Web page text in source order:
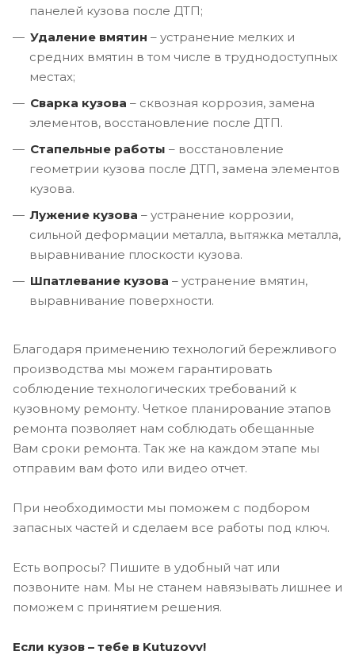
панелей кузова после ДТП;
Удаление вмятин – устранение мелких и
средних вмятин в том числе в труднодоступных
местах;
Сварка кузова – сквозная коррозия, замена
элементов, восстановление после ДТП.
Стапельные работы – восстановление
геометрии кузова после ДТП, замена элементов
кузова.
Лужение кузова – устранение коррозии,
сильной деформации металла, вытяжка металла,
выравнивание плоскости кузова.
Шпатлевание кузова – устранение вмятин,
выравнивание поверхности.
Благодаря применению технологий бережливого
производства мы можем гарантировать
соблюдение технологических требований к
кузовному ремонту. Четкое планирование этапов
ремонта позволяет нам соблюдать обещанные
Вам сроки ремонта. Так же на каждом этапе мы
отправим вам фото или видео отчет.
При необходимости мы поможем с подбором
запасных частей и сделаем все работы под ключ.
Есть вопросы? Пишите в удобный чат или
позвоните нам. Мы не станем навязывать лишнее и
поможем с принятием решения.
Если кузов – тебе в Kutuzovv!